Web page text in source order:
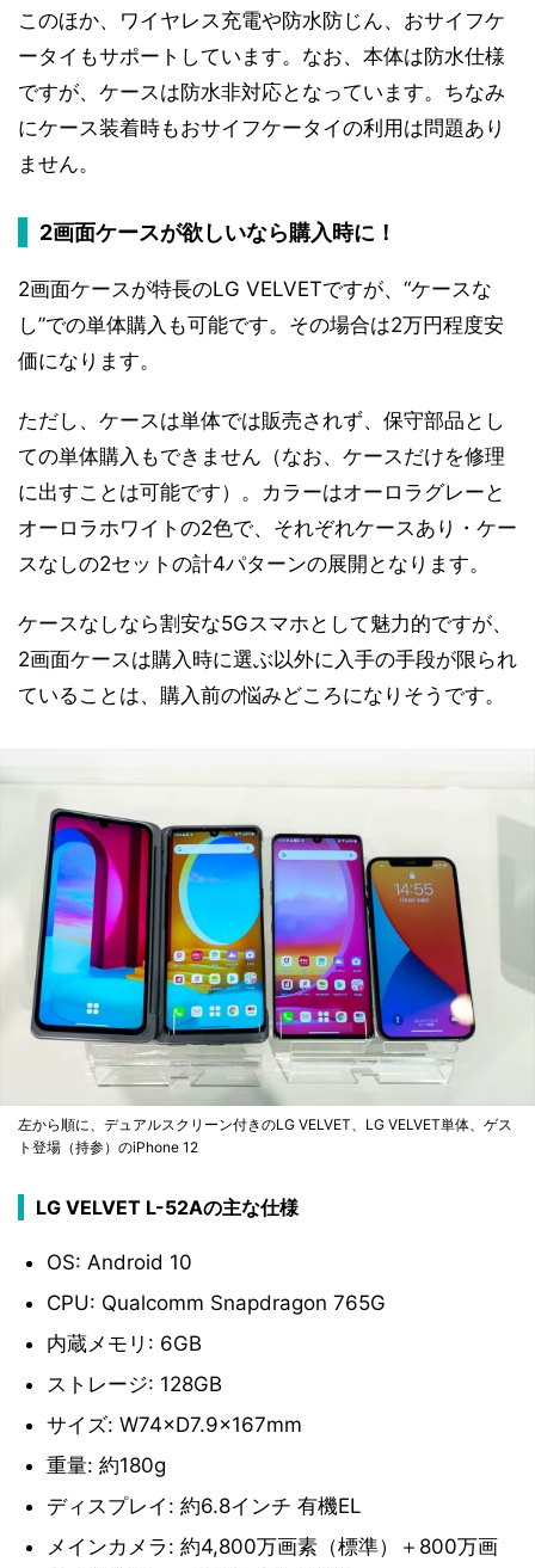
このほか、ワイヤレス充電や防水防じん、おサイフケ
ータイもサポートしています。なお、本体は防水仕様
ですが、ケースは防水非対応となっています。ちなみ
にケース装着時もおサイフケータイの利用は問題あり
ません。
2画面ケースが欲しいなら購入時に！
2画面ケースが特長のLG VELVETですが、“ケースな
し”での単体購入も可能です。その場合は2万円程度安
価になります。
ただし、ケースは単体では販売されず、保守部品とし
ての単体購入もできません（なお、ケースだけを修理
に出すことは可能です）。カラーはオーロラグレーと
オーロラホワイトの2色で、それぞれケースあり・ケー
スなしの2セットの計4パターンの展開となります。
ケースなしなら割安な5Gスマホとして魅力的ですが、
2画面ケースは購入時に選ぶ以外に入手の手段が限られ
ていることは、購入前の悩みどころになりそうです。
左から順に、デュアルスクリーン付きのLG VELVET、LG VELVET単体、ゲス
ト登場（持参）のiPhone 12
LG VELVET L-52Aの主な仕様
OS: Android 10
CPU: Qualcomm Snapdragon 765G
内蔵メモリ: 6GB
ストレージ: 128GB
サイズ: W74×D7.9×167mm
重量: 約180g
ディスプレイ: 約6.8インチ 有機EL
メインカメラ: 約4,800万画素（標準）＋800万画